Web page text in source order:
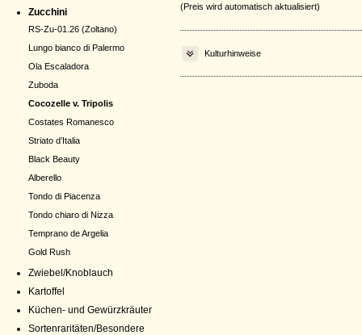
Zucchini
RS-Zu-01.26 (Zoltano)
Lungo bianco di Palermo
Ola Escaladora
Zuboda
Cocozelle v. Tripolis
Costates Romanesco
Striato d’Italia
Black Beauty
Alberello
Tondo di Piacenza
Tondo chiaro di Nizza
Temprano de Argelia
Gold Rush
Zwiebel/Knoblauch
Kartoffel
Küchen- und Gewürzkräuter
Sortenraritäten/Besondere
(Preis wird automatisch aktualisiert)
Kulturhinweise